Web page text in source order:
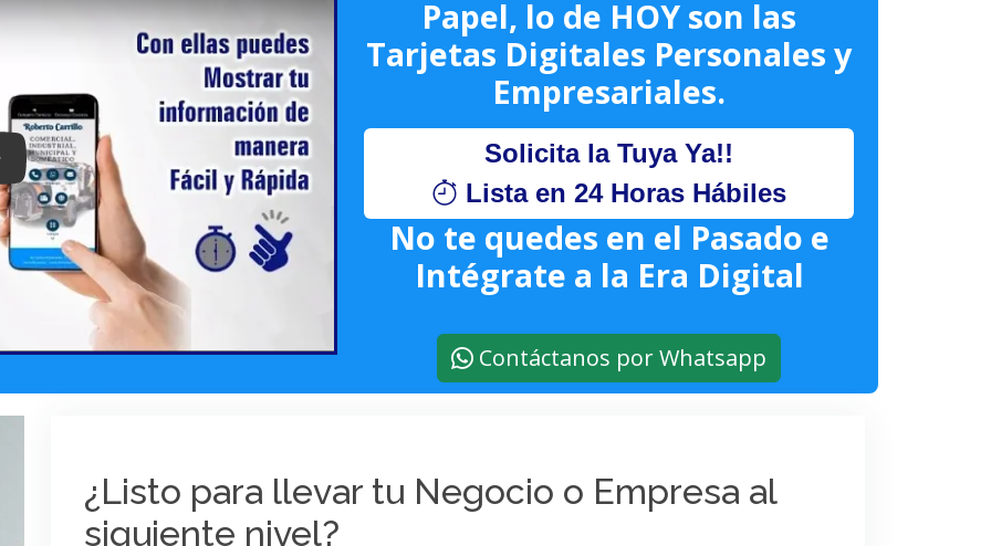
Keynote (Google I/O '18)
Papel, lo de HOY son las
Tarjetas Digitales Personales y
Empresariales.
Solicita la Tuya Ya!!
Lista en 24 Horas Hábiles
No te quedes en el Pasado e
Intégrate a la Era Digital
Contáctanos por Whatsapp
¿Listo para llevar tu Negocio o Empresa al
siguiente nivel?